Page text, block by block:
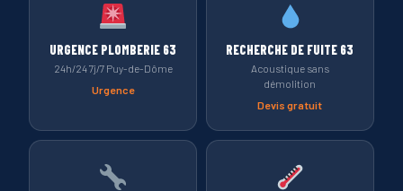
URGENCE PLOMBERIE 63
24h/24 7j/7 Puy-de-Dôme
Urgence
RECHERCHE DE FUITE 63
Acoustique sans
démolition
Devis gratuit